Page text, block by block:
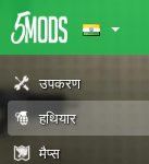
उपकरण
हथियार
मैप्स